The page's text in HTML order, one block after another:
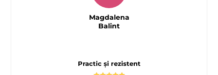
Practic și rezistent
Magdalena
Balint